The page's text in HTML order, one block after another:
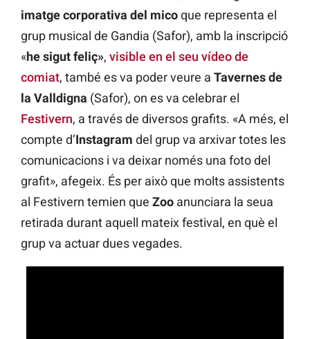
imatge corporativa del micoque representa el
grup musical de Gandia (Safor), amb la inscripció
«he sigut feliç», visible en el seu vídeo de
comiat, també es va poder veure a Tavernes de
la Valldigna (Safor), on es va celebrar el
Festivern, a través de diversos grafits. «A més, el
compte d’Instagram del grup va arxivar totes les
comunicacions i va deixar només una foto del
grafit», afegeix. És per això que molts assistents
al Festivern temien que Zoo anunciara la seua
retirada durant aquell mateix festival, en què el
grup va actuar dues vegades.